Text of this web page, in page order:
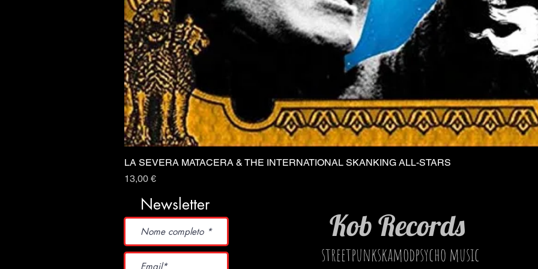
Vista rapida
LA SEVERA MATACERA & THE INTERNATIONAL SKANKING ALL-STARS
Prezzo
13,00 €
Kob Records
streetpunkskamodpsycho music
Newsletter